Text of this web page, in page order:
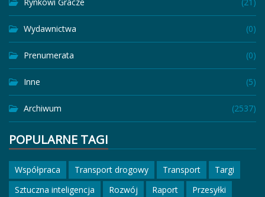
Wydawnictwa (0)
Prenumerata (0)
Inne (5)
Archiwum (2537)
POPULARNE TAGI
Współpraca Transport drogowy Transport
Targi
Sztuczna inteligencja
Rozwój Raport
Przesyłki